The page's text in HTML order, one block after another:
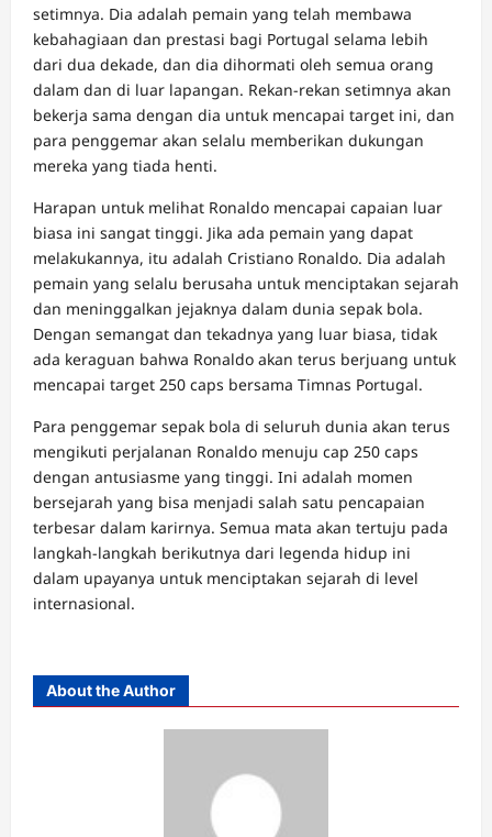
setimnya. Dia adalah pemain yang telah membawa
kebahagiaan dan prestasi bagi Portugal selama lebih
dari dua dekade, dan dia dihormati oleh semua orang
dalam dan di luar lapangan. Rekan-rekan setimnya akan
bekerja sama dengan dia untuk mencapai target ini, dan
para penggemar akan selalu memberikan dukungan
mereka yang tiada henti.
Harapan untuk melihat Ronaldo mencapai capaian luar
biasa ini sangat tinggi. Jika ada pemain yang dapat
melakukannya, itu adalah Cristiano Ronaldo. Dia adalah
pemain yang selalu berusaha untuk menciptakan sejarah
dan meninggalkan jejaknya dalam dunia sepak bola.
Dengan semangat dan tekadnya yang luar biasa, tidak
ada keraguan bahwa Ronaldo akan terus berjuang untuk
mencapai target 250 caps bersama Timnas Portugal.
Para penggemar sepak bola di seluruh dunia akan terus
mengikuti perjalanan Ronaldo menuju cap 250 caps
dengan antusiasme yang tinggi. Ini adalah momen
bersejarah yang bisa menjadi salah satu pencapaian
terbesar dalam karirnya. Semua mata akan tertuju pada
langkah-langkah berikutnya dari legenda hidup ini
dalam upayanya untuk menciptakan sejarah di level
internasional.
About the Author